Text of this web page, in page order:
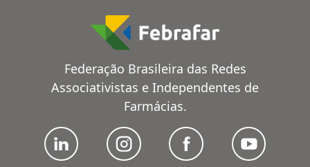
Federação Brasileira das Redes
Associativistas e Independentes de
Farmácias.